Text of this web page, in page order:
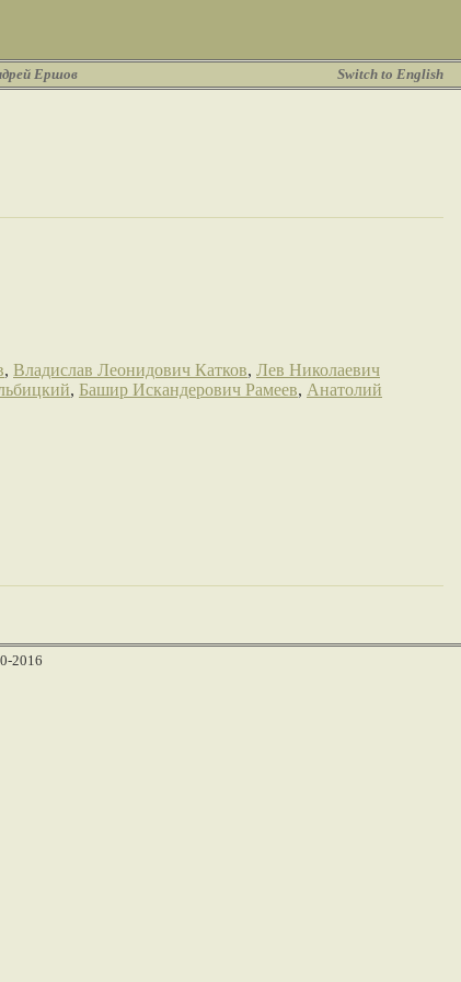
Ершов Switch to English
, Владислав Леонидович Катков, Лев Николаевич
, Башир Искандерович Рамеев, Анатолий
2016